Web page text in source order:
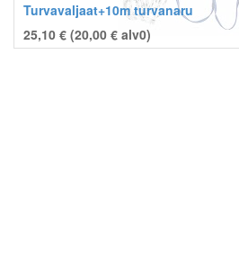
Turvavaljaat+10m turvanaru
25,10 € (20,00 € alv0)